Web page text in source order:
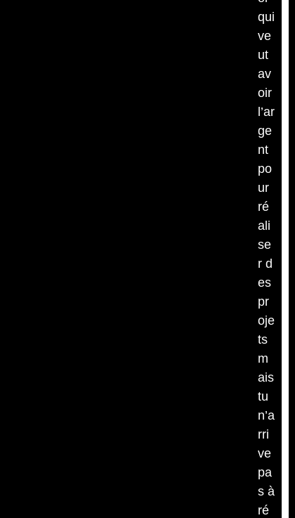
qui
ve
ut
av
oir
l’ar
ge
nt
po
ur
ré
ali
se
r d
es
pr
oje
ts
m
ais
tu
n’a
rri
ve
pa
s à
ré